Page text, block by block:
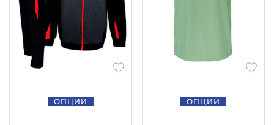
ОПЦИИ ОПЦИИ